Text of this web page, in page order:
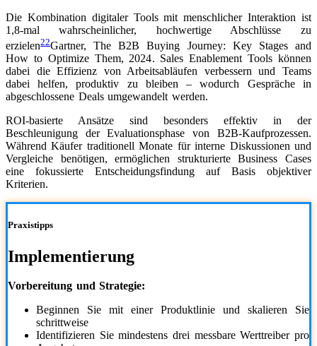
Die Kombination digitaler Tools mit menschlicher Interaktion ist
1,8-mal wahrscheinlicher, hochwertige Abschlüsse zu
erzielen22Gartner, The B2B Buying Journey: Key Stages and
How to Optimize Them, 2024. Sales Enablement Tools können
dabei die Effizienz von Arbeitsabläufen verbessern und Teams
dabei helfen, produktiv zu bleiben – wodurch Gespräche in
abgeschlossene Deals umgewandelt werden.
ROI-basierte Ansätze sind besonders effektiv in der
Beschleunigung der Evaluationsphase von B2B-Kaufprozessen.
Während Käufer traditionell Monate für interne Diskussionen und
Vergleiche benötigen, ermöglichen strukturierte Business Cases
eine fokussierte Entscheidungsfindung auf Basis objektiver
Kriterien.
Praxistipps
Implementierung
Vorbereitung und Strategie:
Beginnen Sie mit einer Produktlinie und skalieren Sie
schrittweise
Identifizieren Sie mindestens drei messbare Werttreiber pro